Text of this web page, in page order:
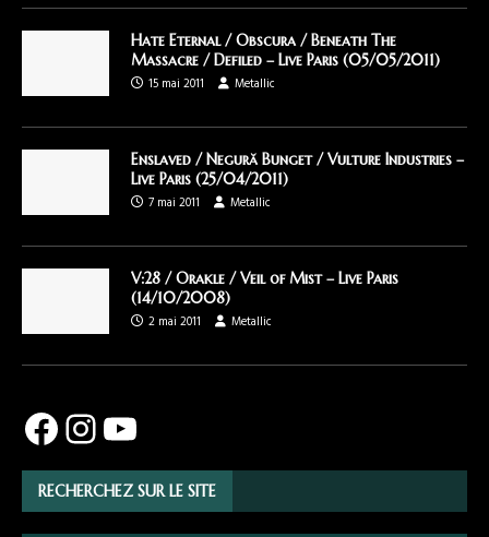
Hate Eternal / Obscura / Beneath The
Massacre / Defiled – Live Paris (05/05/2011)
15 mai 2011
Metallic
Enslaved / Negură Bunget / Vulture Industries –
Live Paris (25/04/2011)
7 mai 2011
Metallic
V:28 / Orakle / Veil of Mist – Live Paris
(14/10/2008)
2 mai 2011
Metallic
RECHERCHEZ SUR LE SITE